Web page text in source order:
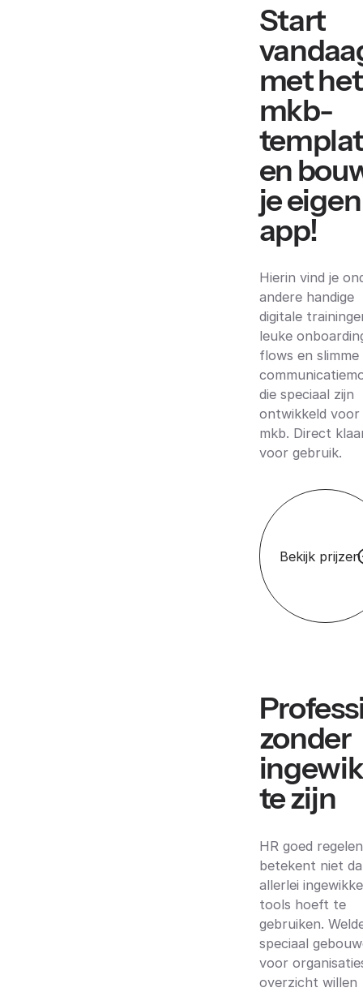
Start
met het
mkb-
en
je eigen
app!
Hierin vind je
andere handige
digitale
leuke
flows en slimme
die speciaal zijn
ontwikkeld
mkb. Direct
voor gebruik.
Bekijk prijzen
zonder
te zijn
HR goed regelen
betekent niet
allerlei
tools hoeft te
gebruiken.
speciaal
voor
overzicht willen